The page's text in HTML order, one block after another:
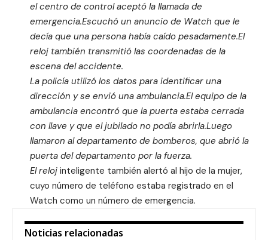
el centro de control aceptó la llamada de
emergencia.Escuchó un anuncio de Watch que le
decía que una persona había caído pesadamente.El
reloj también transmitió las coordenadas de la
escena del accidente.
La policía utilizó los datos para identificar una
dirección y se envió una ambulancia.El equipo de la
ambulancia encontró que la puerta estaba cerrada
con llave y que el jubilado no podía abrirla.Luego
llamaron al departamento de bomberos, que abrió la
puerta del departamento por la fuerza.
El reloj inteligente también alertó al hijo de la mujer,
cuyo número de teléfono estaba registrado en el
Watch como un número de emergencia.
Noticias relacionadas